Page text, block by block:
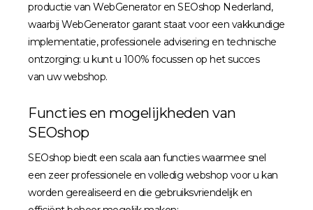
productie van WebGenerator en SEOshop Nederland,
waarbij WebGenerator garant staat voor een vakkundige
implementatie, professionele advisering en technische
ontzorging: u kunt u 100% focussen op het succes
van uw webshop.
Functies en mogelijkheden van
SEOshop
SEOshop biedt een scala aan functies waarmee snel
een zeer professionele en volledig webshop voor u kan
worden gerealiseerd en die gebruiksvriendelijk en